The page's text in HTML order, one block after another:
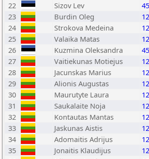
22
Sizov Lev
23
Burdin Oleg
24
Strokova Medeina
25
Valaika Matas
26
Kuzmina Oleksandra
27
Vaitiekunas Motiejus
28
Jacunskas Marius
29
Alionis Augustas
30
Maurutyte Laura
31
Saukalaite Noja
32
Kontautas Mantas
33
Jaskunas Aistis
34
Adomaitis Adrijus
35
Jonaitis Klaudijus